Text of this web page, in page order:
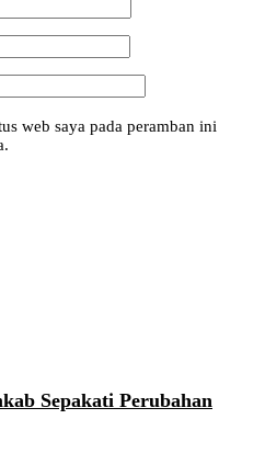
web saya pada peramban ini
Sepakati Perubahan